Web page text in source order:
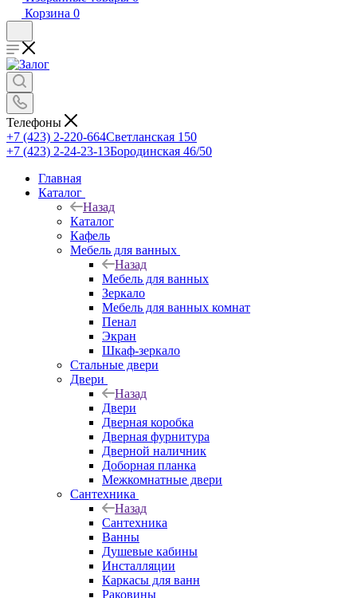
Корзина 0
Телефоны
+7 (423) 2-220-664Светланская 150
+7 (423) 2-24-23-13Бородинская 46/50
Главная
Каталог
Назад
Каталог
Кафель
Мебель для ванных
Назад
Мебель для ванных
Зеркало
Мебель для ванных комнат
Пенал
Экран
Шкаф-зеркало
Стальные двери
Двери
Назад
Двери
Дверная коробка
Дверная фурнитура
Дверной наличник
Доборная планка
Межкомнатные двери
Сантехника
Назад
Сантехника
Ванны
Душевые кабины
Инсталляции
Каркасы для ванн
Раковины